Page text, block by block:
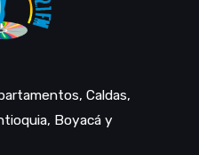
Caldas,
Boyacá y